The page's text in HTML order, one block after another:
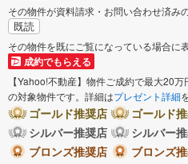
その物件が資料請求・お問い合わせ済み
既読
その物件を既にご覧になっている場合に
成約でもらえる
【Yahoo!不動産】物件ご成約で最大20
の対象物件です。詳細はプレゼント詳細
ゴールド推奨店
ゴールド
シルバー推奨店
シルバー
ブロンズ推奨店
ブロンズ